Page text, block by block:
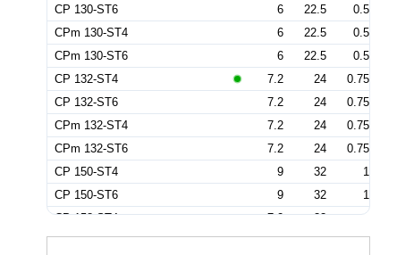
CP 130-ST6
6 22.5
0.5
CPm 130-ST4
6 22.5
0.5
CPm 130-ST6
6 22.5
0.5
CP 132-ST4
7.2 24
0.75
CP 132-ST6
7.2 24
0.75
CPm 132-ST4
7.2 24
0.75
CPm 132-ST6
7.2 24
0.75
CP 150-ST4
9 32
1
CP 150-ST6
9 32
1
CP 158-ST4
7.2 33
1
CP 158-ST6
7.2 33
1